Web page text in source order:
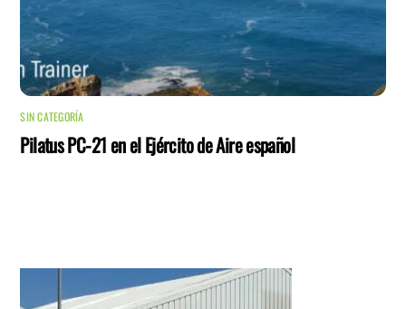
SIN CATEGORÍA
Pilatus PC-21 en el Ejército de Aire español